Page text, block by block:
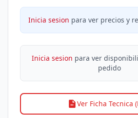
Inicia sesion para ver precios y
Inicia sesion para ver
pedido
Ver Ficha Tecnica